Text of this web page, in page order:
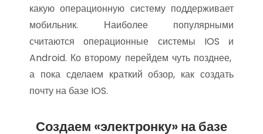
какую операционную систему поддерживает
мобильник. Наиболее популярными
считаются операционные системы IOS и
Android. Ко второму перейдем чуть позднее,
а пока сделаем краткий обзор, как создать
почту на базе IOS.
Создаем «электронку» на базе